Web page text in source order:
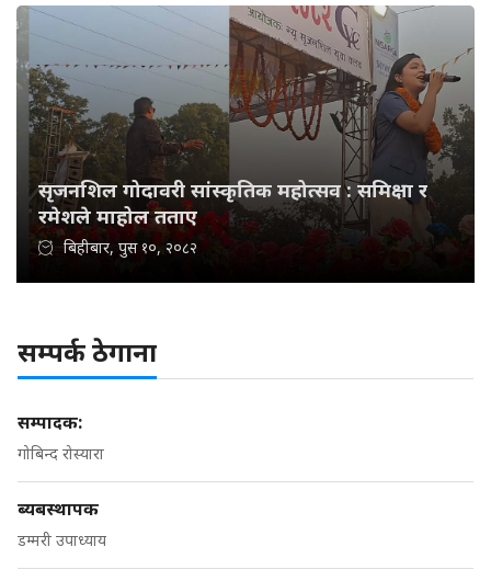
सृजनशिल गोदावरी सांस्कृतिक महोत्सव : समिक्षा र
रमेशले माहोल तताए
बिहीबार, पुस १०, २०८२
सम्पर्क ठेगाना
सम्पादक:
गोबिन्द रोस्यारा
ब्यबस्थापक
डम्मरी उपाध्याय